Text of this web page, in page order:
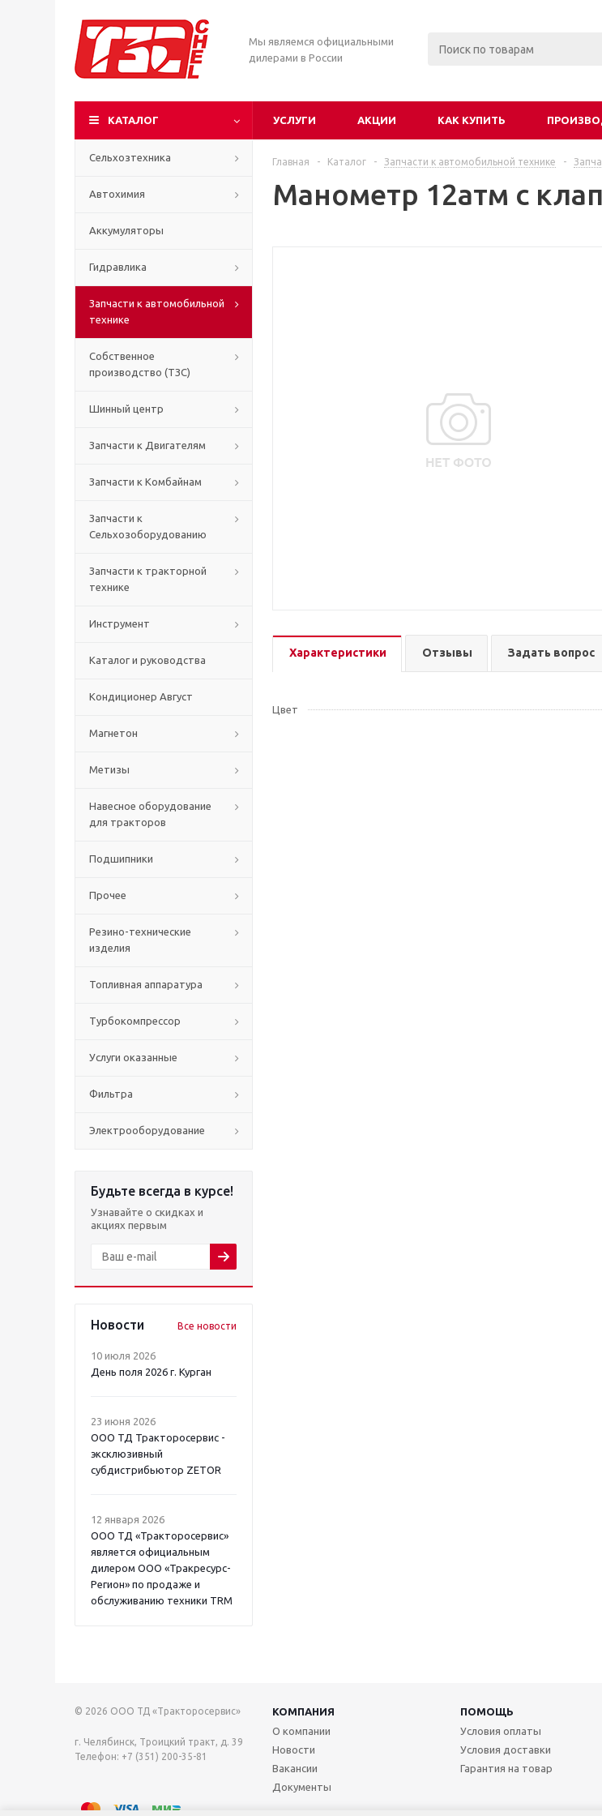
Мы являемся официальными
дилерами в России
КАТАЛОГ УСЛУГИ АКЦИИ КАК КУПИТЬ
Сельхозтехника
Автохимия
Аккумуляторы
Гидравлика
Запчасти к автомобильной
технике
Собственное
производство (ТЗС)
Шинный центр
Запчасти к Двигателям
Запчасти к Комбайнам
Запчасти к
Сельхозоборудованию
Запчасти к тракторной
технике
Инструмент
Каталог и руководства
Кондиционер Август
Магнетон
Метизы
Навесное оборудование
для тракторов
Подшипники
Прочее
Резино-технические
изделия
Топливная аппаратура
Турбокомпрессор
Услуги оказанные
Фильтра
Электрооборудование
Будьте всегда в курсе!
Узнавайте о скидках и
акциях первым
Новости Все новости
10 июля 2026
День поля 2026 г. Курган
23 июня 2026
ООО ТД Тракторосервис -
эксклюзивный
субдистрибьютор ZETOR
12 января 2026
ООО ТД «Тракторосервис»
является официальным
дилером ООО «Тракресурс-
Регион» по продаже и
обслуживанию техники TRM
Главная - Каталог - Запчасти к автомобильной технике -
Манометр 12атм с
Характеристики Отзывы Задать вопрос
Цвет
© 2026 ООО ТД «Тракторосервис»
г. Челябинск, Троицкий тракт, д. 39
Телефон: +7 (351) 200-35-81
КОМПАНИЯ ПОМОЩЬ
О компании
Новости
Вакансии
Документы
Условия оплаты
Условия доставки
Гарантия на товар